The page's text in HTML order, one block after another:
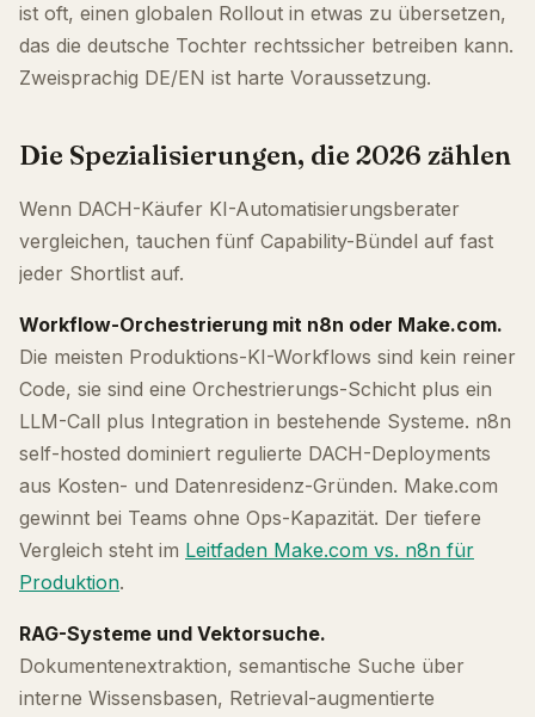
ist oft, einen globalen Rollout in etwas zu übersetzen,
das die deutsche Tochter rechtssicher betreiben kann.
Zweisprachig DE/EN ist harte Voraussetzung.
Die Spezialisierungen, die 2026 zählen
Wenn DACH-Käufer KI-Automatisierungsberater
vergleichen, tauchen fünf Capability-Bündel auf fast
jeder Shortlist auf.
Workflow-Orchestrierung mit n8n oder Make.com.
Die meisten Produktions-KI-Workflows sind kein reiner
Code, sie sind eine Orchestrierungs-Schicht plus ein
LLM-Call plus Integration in bestehende Systeme. n8n
self-hosted dominiert regulierte DACH-Deployments
aus Kosten- und Datenresidenz-Gründen. Make.com
gewinnt bei Teams ohne Ops-Kapazität. Der tiefere
Vergleich steht im Leitfaden Make.com vs. n8n für
Produktion.
RAG-Systeme und Vektorsuche.
Dokumentenextraktion, semantische Suche über
interne Wissensbasen, Retrieval-augmentierte